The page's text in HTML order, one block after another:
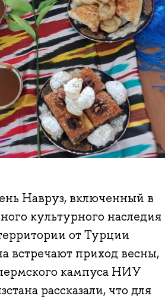
Навруз, включенный в
культурного наследия
от Турции
встречают приход весны,
кампуса НИУ
рассказали, что для